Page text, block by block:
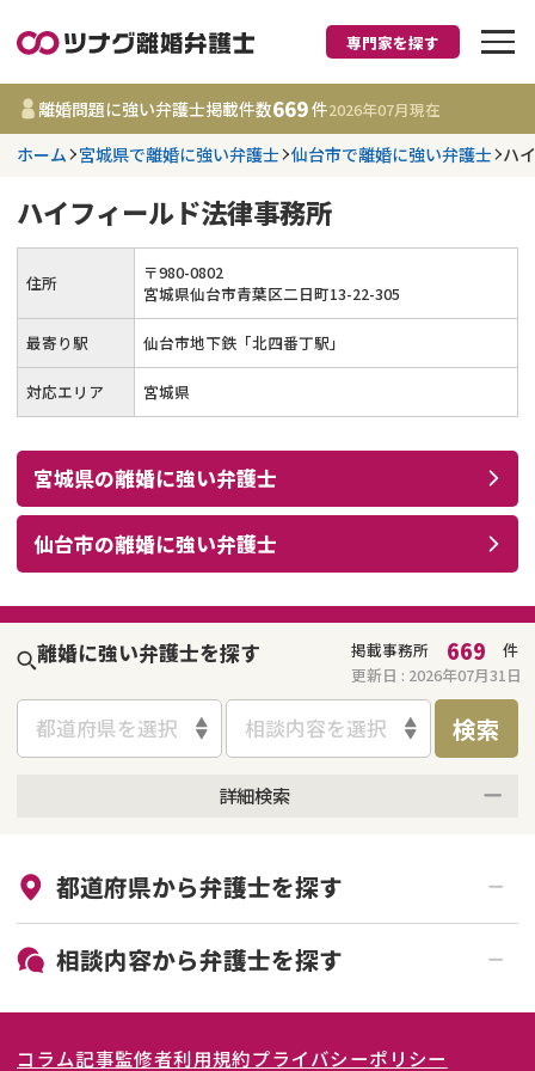
離婚に強い弁護士
都道府県を選択
事務所
更新日 :2026年07月31日
相談内容で探す
離婚裁判
DV
不貞・不倫慰謝料請求
養育費問題
内縁の夫婦
コラム
財産分与
養育費
離婚裁判
慰謝料
国際離婚
離婚の相談先
離婚したくない
その他の男女問題
専門家を探す
離婚問題に強い弁護士掲載件数669件2026年07月現在
ホーム 宮城県で離婚に強い弁護士 仙台市で離婚に強い弁護士 ハ
ハイフィールド法律事務所
住所 〒980-0802
宮城県仙台市青葉区二日町13-22-305
最寄り駅 仙台市地下鉄「北四番丁駅」
対応エリア 宮城県
宮城県の離婚に強い弁護士
仙台市の離婚に強い弁護士
離婚に強い弁護士を探す 掲載事務所 669
件
更新日 : 2026年07月31日
都道府県を選択 相談内容を選択 検索
詳細検索
初回相談無料
土日祝の相談可能
都道府県から弁護士を探す
北海道・東北
北海道 青森県
関東
相談内容から弁護士を探す
コラム記事監修者利用規約プライバシーポリシー